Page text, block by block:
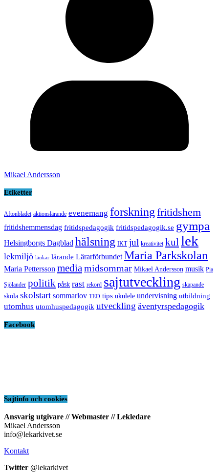
Mikael Andersson
Etiketter
Aftonbladet aktionslärande evenemang forskningfritidshem
fritidshemmensdag fritidspedagogik fritidspedagogik.se gympa
Helsingborgs Dagblad hälsning IKT jul kreativitet kul lek
lekmiljö länkar lärande Lärarförbundet Maria Parkskolan
Maria Pettersson mediamidsommar Mikael Andersson musik Pia
Sjölander politik påsk rast rekord sajtutveckling skapande
skola skolstart sommarlov TED tips ukulele undervisning utbildning
utomhus utomhuspedagogik utveckling äventyrspedagogik
Facebook
Sajtinfo och cookies
Ansvarig utgivare // Webmaster // Lekledare
Mikael Andersson
info@lekarkivet.se
Kontakt
Twitter @lekarkivet